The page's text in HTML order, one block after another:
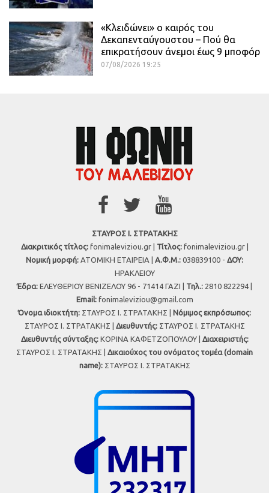
«Κλειδώνει» ο καιρός του
Δεκαπενταύγουστου – Πού θα
επικρατήσουν άνεμοι έως 9 μποφόρ
07/08/2026 19:25
ΣΤΑΥΡΟΣ Ι. ΣΤΡΑΤΑΚΗΣ
Διακριτικός τίτλος:fonimaleviziou.gr | Τίτλος:fonimaleviziou.gr |
Νομική μορφή: ΑΤΟΜΙΚΗ ΕΤΑΙΡΕΙΑ | Α.Φ.Μ.: 038839100 - ΔΟΥ:
ΗΡΑΚΛΕΙΟΥ
Έδρα: ΕΛΕΥΘΕΡΙΟΥ ΒΕΝΙΖΕΛΟΥ 96 - 71414 ΓΑΖΙ | Τηλ.: 2810 822294 |
Εmail: fonimaleviziou@gmail.com
Όνομα ιδιοκτήτη: ΣΤΑΥΡΟΣ Ι. ΣΤΡΑΤΑΚΗΣ | Νόμιμος εκπρόσωπος:
ΣΤΑΥΡΟΣ Ι. ΣΤΡΑΤΑΚΗΣ | Διευθυντής:ΣΤΑΥΡΟΣ Ι. ΣΤΡΑΤΑΚΗΣ
Διευθυντής σύνταξης:ΚΟΡΙΝΑ ΚΑΦΕΤΖΟΠΟΥΛΟΥ | Διαχειριστής:
ΣΤΑΥΡΟΣ Ι. ΣΤΡΑΤΑΚΗΣ | Δικαιούχος του ονόματος τομέα (domain
name):ΣΤΑΥΡΟΣ Ι. ΣΤΡΑΤΑΚΗΣ